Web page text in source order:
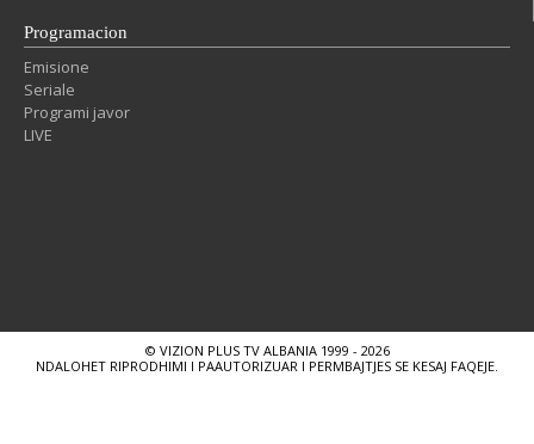
Programacion
Emisione
Seriale
Programi javor
LIVE
© VIZION PLUS TV ALBANIA 1999 - 2026
NDALOHET RIPRODHIMI I PAAUTORIZUAR I PERMBAJTJES SE KESAJ FAQEJE.